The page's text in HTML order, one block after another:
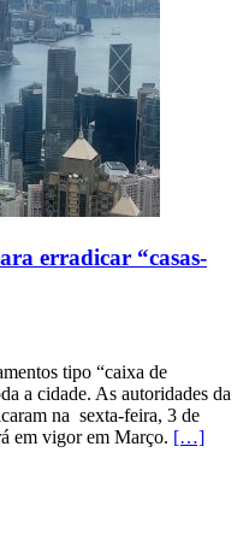
erradicar “casas-
tipo “caixa de
a cidade. As autoridades da
na sexta-feira, 3 de
em vigor em Março. […]